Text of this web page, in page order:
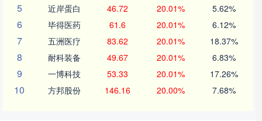
5 近岸蛋白 46.72 20.01% 5.62%
6 毕得医药 61.6 20.01% 6.12%
7 五洲医疗 83.62 20.01% 18.37%
8 耐科装备 49.67 20.01% 6.83%
9 一博科技 53.33 20.01% 17.26%
10 方邦股份 146.16 20.00% 7.68%